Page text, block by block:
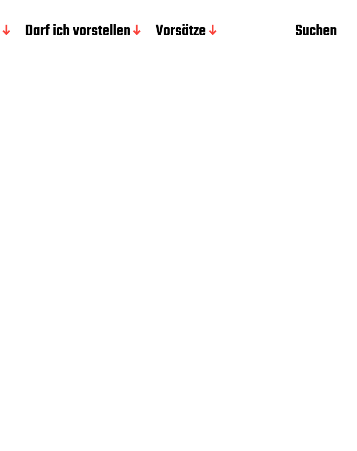
Darf ich vorstellen
Vorsätze
Suchen